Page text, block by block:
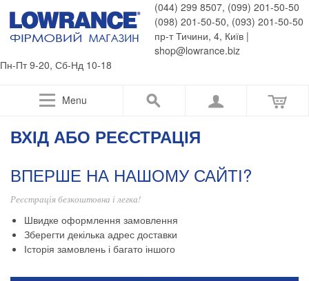
(044) 299 8507, (099) 201-50-50
(098) 201-50-50, (093) 201-50-50
пр-т Тичини, 4, Київ |
shop@lowrance.biz
Пн-Пт 9-20, Сб-Нд 10-18
Menu
ВХІД АБО РЕЄСТРАЦІЯ
ВПЕРШЕ НА НАШОМУ САЙТІ?
Реєстрація безкоштовна і легка!
Швидке оформлення замовлення
Зберегти декілька адрес доставки
Історія замовлень і багато іншого